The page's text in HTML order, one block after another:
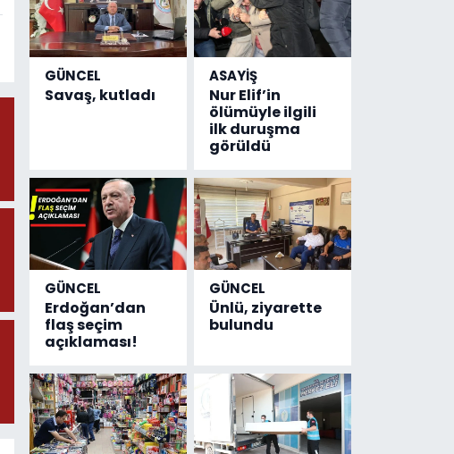
GÜNCEL
Savaş, kutladı
ASAYİŞ
Nur Elif’in
ölümüyle ilgili
ilk duruşma
görüldü
GÜNCEL
Erdoğan’dan
flaş seçim
açıklaması!
GÜNCEL
Ünlü, ziyarette
bulundu